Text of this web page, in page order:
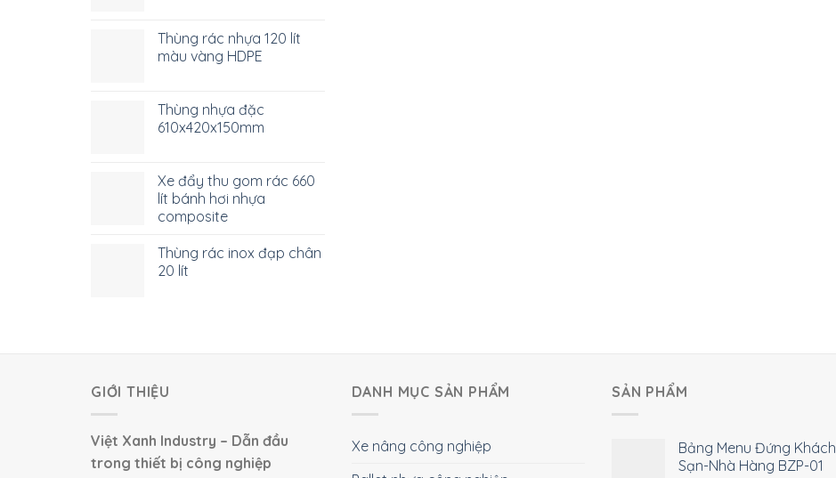
Thùng rác nhựa 120 lít
màu vàng HDPE
Thùng nhựa đặc
610x420x150mm
Xe đẩy thu gom rác 660
lít bánh hơi nhựa
composite
Thùng rác inox đạp chân
20 lít
GIỚI THIỆU
Việt Xanh Industry – Dẫn đầu
trong thiết bị công nghiệp
DANH MỤC SẢN PHẨM
Xe nâng công nghiệp
SẢN PHẨM
Bảng Menu Đứng Khách
Sạn-Nhà Hàng BZP-01